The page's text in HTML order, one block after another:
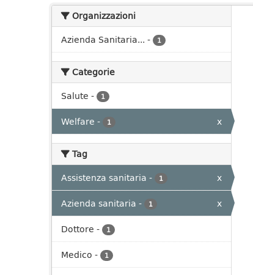
Organizzazioni
Azienda Sanitaria... - 1
Categorie
Salute - 1
Welfare - 1 x
Tag
Assistenza sanitaria - 1
x
Azienda sanitaria - 1
x
Dottore - 1
Medico - 1